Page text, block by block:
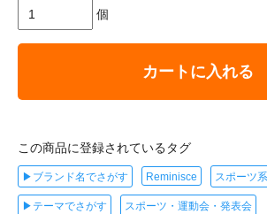
個
カートに入れる
この商品に登録されているタグ
▶ブランド名でさがす Reminisce スポーツ系
▶テーマでさがす スポーツ・運動会・発表会